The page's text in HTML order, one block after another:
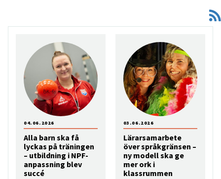
Alla barn ska få
lyckas på träningen
– utbildning i NPF-
anpassning blev
succé
04.06.2026
Lärarsamarbete
över språkgränsen –
ny modell ska ge
mer ork i
klassrummen
03.06.2026